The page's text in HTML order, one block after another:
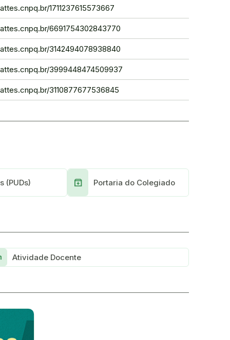
1711237615573667
6691754302843770
3142494078938840
3999448474509937
3110877677536845
(PUDs) Archive Portaria do Colegiado
Atividade Docente